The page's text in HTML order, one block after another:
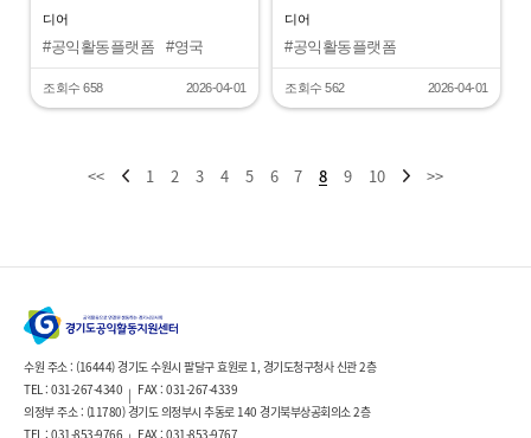
익활동 플랫폼의 가능성
디어
#공익활동플랫폼
#영국
#마이소사이어티
조회수 658 2026-04-01
익 아카이브에의 시사점
디어
#공익활동플랫폼
#공익아카이브
#아카이브에디터
#해외사례
조회수 562 2026-04-01
<< 1 2 3 4 5 6 7 8 9 10 >>
수원 주소 : (16444) 경기도 수원시 팔달구 효원로 1, 경기도청구청사 신관 2층
TEL : 031-267-4340 | FAX : 031-267-4339
의정부 주소 : (11780) 경기도 의정부시 추동로 140 경기북부상공회의소 2층
TEL : 031-853-9766
FAX : 031-853-9767